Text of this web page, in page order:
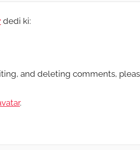
dedi ki:
and deleting comments,
.